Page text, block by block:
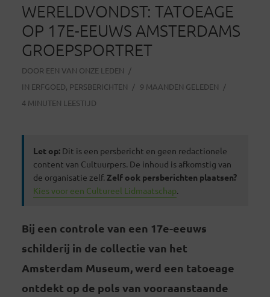
WERELDVONDST: TATOEAGE
OP 17E-EEUWS AMSTERDAMS
GROEPSPORTRET
DOOR EEN VAN ONZE LEDEN
IN ERFGOED, PERSBERICHTEN
9 MAANDEN GELEDEN
4 MINUTEN LEESTIJD
Let op:Dit is een persbericht en geen redactionele
content van Cultuurpers. De inhoud is afkomstig van
de organisatie zelf. Zelf ook persberichten plaatsen?
Kies voor een Cultureel Lidmaatschap.
Bij een controle van een 17e-eeuws
schilderij in de collectie van het
Amsterdam Museum, werd een tatoeage
ontdekt op de pols van vooraanstaande